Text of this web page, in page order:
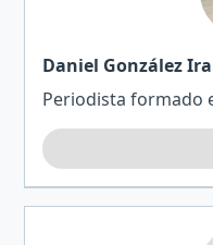
Daniel González
Periodista formado